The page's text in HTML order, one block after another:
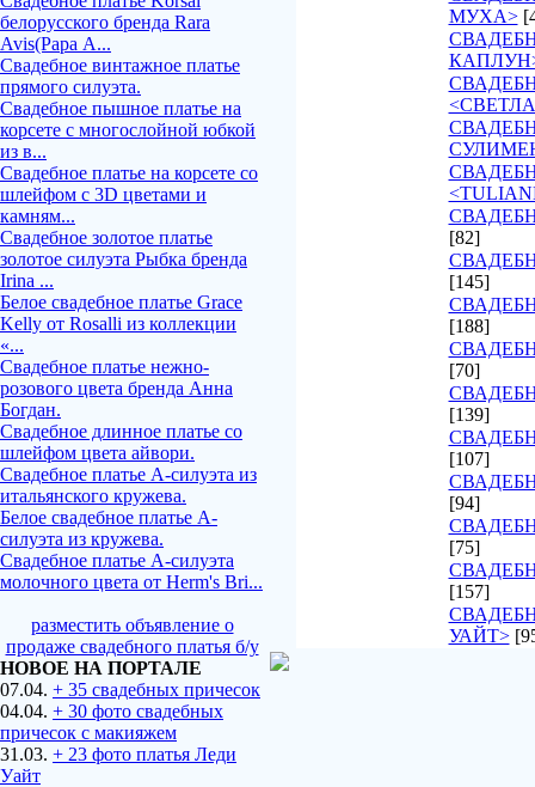
белорусского бренда Rara
Avis(Рара А...
Свадебное винтажное платье
прямого силуэта.
Свадебное пышное платье на
корсете с многослойной юбкой
из в...
Свадебное платье на корсете со
шлейфом с 3D цветами и
камням...
Свадебное золотое платье
золотое силуэта Рыбка бренда
Irina ...
Белое свадебное платье Grace
Kelly от Rosalli из коллекции
«...
Свадебное платье нежно-
розового цвета бренда Анна
Богдан.
Свадебное длинное платье со
шлейфом цвета айвори.
Свадебное платье А-силуэта из
итальянского кружева.
Белое свадебное платье А-
силуэта из кружева.
Свадебное платье А-силуэта
молочного цвета от Herm's Bri...
разместить объявление о
продаже свадебного платья б/у
НОВОЕ НА ПОРТАЛЕ
07.04. + 35 свадебных причесок
04.04. + 30 фото свадебных
причесок с макияжем
31.03. + 23 фото платья Леди
Уайт
МУХА>
[82]
[145]
[188]
[70]
[139]
[107]
[94]
[75]
[157]
УАЙТ>